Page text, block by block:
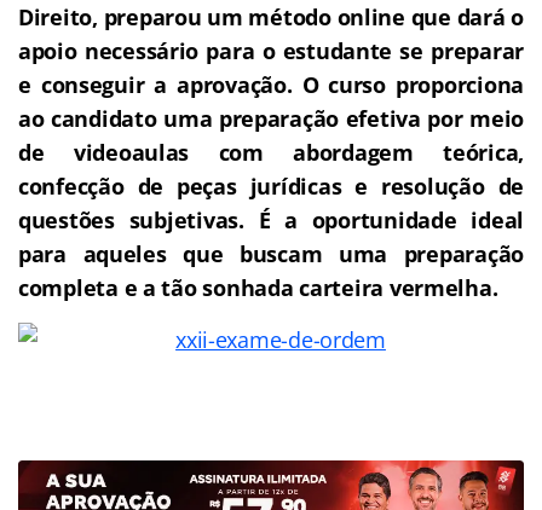
Direito, preparou um método online que dará o
apoio necessário para o estudante se preparar
e conseguir a aprovação. O curso proporciona
ao candidato uma preparação efetiva por meio
de videoaulas com abordagem teórica,
confecção de peças jurídicas e resolução de
questões subjetivas. É a oportunidade ideal
para aqueles que buscam uma preparação
completa e a tão sonhada carteira vermelha.